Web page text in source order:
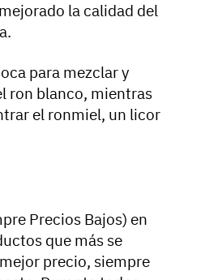
la calidad del
para mezclar y
ron blanco, mientras
el ronmiel, un licor
Precios Bajos) en
que más se
precio, siempre